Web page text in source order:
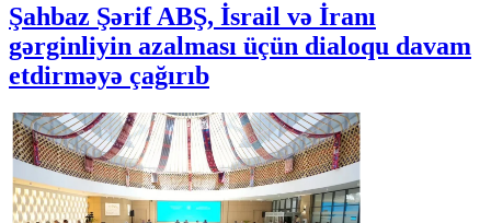
Şahbaz Şərif ABŞ, İsrail və İranı
gərginliyin azalması üçün dialoqu davam
etdirməyə çağırıb